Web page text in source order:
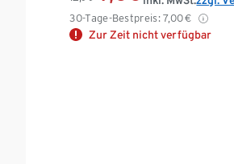
30-Tage-Bestpreis: 7,00€
Zur Zeit nicht verfügbar